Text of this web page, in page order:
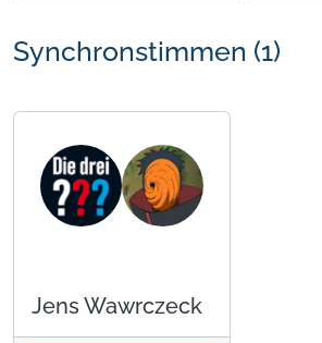
Synchronstimmen (1)
Jens Wawrczeck